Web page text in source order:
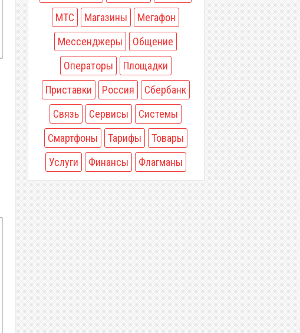
МТС
Магазины
Мегафон
Мессенджеры
Общение
Операторы
Площадки
Приставки
Россия
Сбербанк
Связь
Сервисы
Системы
Смартфоны
Тарифы
Товары
Услуги
Финансы Флагманы